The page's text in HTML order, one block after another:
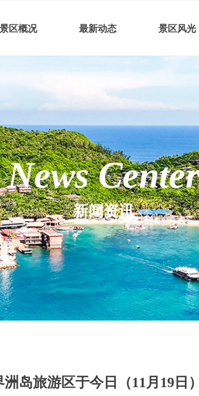
景区概况 最新动态 景区风光
岛旅游区于今日（11月19日
News Center
新闻资讯